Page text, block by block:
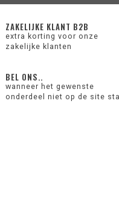
ZAKELIJKE KLANT B2B
extra korting voor onze
zakelijke klanten
BEL ONS..
wanneer het gewenste
onderdeel niet op de site